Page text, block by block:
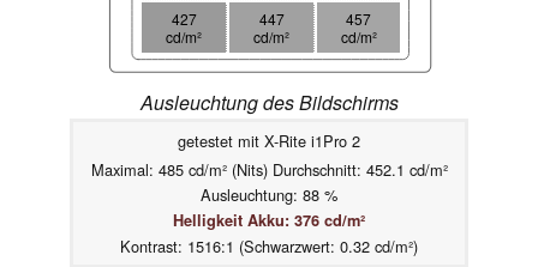
427
cd/m²
447
cd/m²
457
cd/m²
Ausleuchtung des Bildschirms
getestet mit X-Rite i1Pro 2
Maximal: 485 cd/m² (Nits) Durchschnitt: 452.1 cd/m²
Ausleuchtung: 88 %
Helligkeit Akku: 376 cd/m²
Kontrast: 1516:1 (Schwarzwert: 0.32 cd/m²)